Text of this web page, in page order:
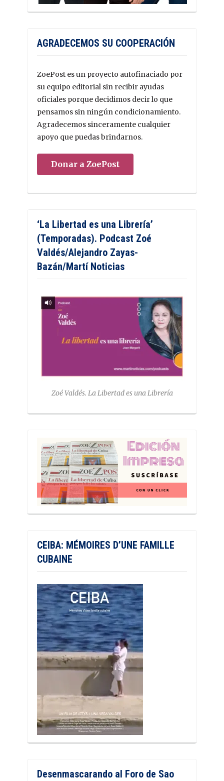
AGRADECEMOS SU COOPERACIÓN
ZoePost es un proyecto autofinaciado por
su equipo editorial sin recibir ayudas
oficiales porque decidimos decir lo que
pensamos sin ningún condicionamiento.
Agradecemos sinceramente cualquier
apoyo que puedas brindarnos.
Donar a ZoePost
‘La Libertad es una Librería’
(Temporadas). Podcast Zoé
Valdés/Alejandro Zayas-
Bazán/Martí Noticias
Zoé Valdés. La Libertad es una Librería
CEIBA: MÉMOIRES D’UNE FAMILLE
CUBAINE
Desenmascarando al Foro de Sao